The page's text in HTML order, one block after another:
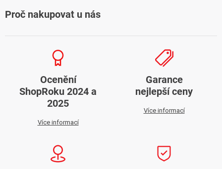
Proč nakupovat u nás
Ocenění
ShopRoku 2024 a
2025
Více informací
Garance
nejlepší ceny
Více informací